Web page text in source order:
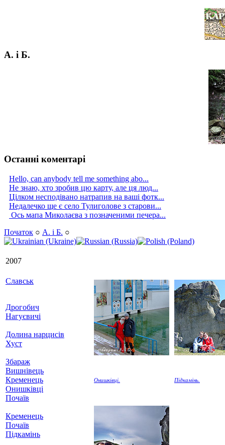
А. і Б.
Останні коментарі
Hello, can anybody tell me something abo...
Не знаю, хто зробив цю карту, але ця люд...
Цілком несподівано натрапив на ваші фотк...
Недалечко ще є село Тулиголове з старови...
Ось мапа Миколаєва з позначеними печера...
Початок ○ А. і Б. ○
2007
Славськ
Дрогобич
Нагуєвичі
Долина нарцисів
Хуст
Збараж
Вишнівець
Кременець
Онишківці
Почаїв
Кременець
Почаїв
Підкамінь
Онишківці. Підкамінь.